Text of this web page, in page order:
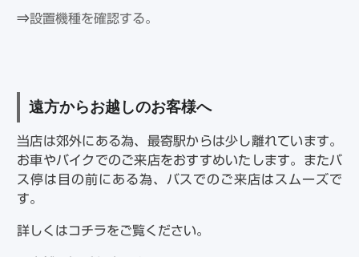
⇒設置機種を確認する。
遠方からお越しのお客様へ
当店は郊外にある為、最寄駅からは少し離れています。
お車やバイクでのご来店をおすすめいたします。またバ
ス停は目の前にある為、バスでのご来店はスムーズで
す。
詳しくはコチラをご覧ください。